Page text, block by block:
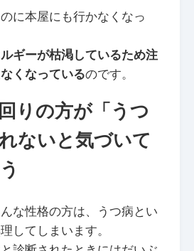
に本屋にも行かなくなっ
ギーが枯渇しているため注
くなっているのです。
りの方が「うつ
ないと気づいて
な性格の方は、うつ病とい
してしまいます。